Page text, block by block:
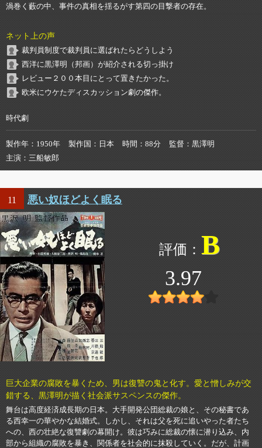
渦巻く藪の中、事件の真相を揺るがす第四の目撃者の存在。
ネット上の声
裁判員制度で裁判員に選ばれたらどうしよう
西洋に黒澤明（邦画）が紹介される切っ掛け
レビュー２００本目にとって置きたかった。
欧米にウケたディスカッション劇の傑作。
時代劇
製作年 1950年 製作国 日本 時間 88分 監督
黒澤明
主演
三船敏郎
11 悪い奴ほどよく眠る
B
3.97
巨大企業の腐敗を暴くため、男は復讐の鬼と化す。愛と憎しみが交
錯する、黒澤明が描く社会派サスペンスの傑作。
舞台は高度経済成長期の日本。大手開発公団総裁の娘と、その秘書であ
る西幸一の華やかな結婚式。しかし、それは父を死に追いやった者たち
への、西の壮絶な復讐劇の幕開け。彼は巧みに総裁の懐に潜り込み、内
部から組織の腐敗を暴き、関係者を社会的に抹殺していく。だが、計画